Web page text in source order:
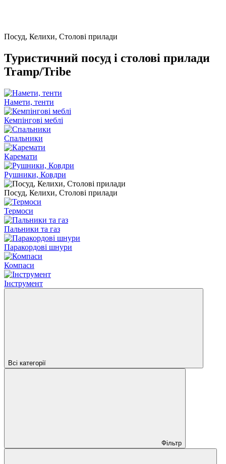
Посуд, Келихи, Столові прилади
Туристичний посуд і столові прилади
Tramp/Tribe
Намети, тенти
Кемпінгові меблі
Спальники
Каремати
Рушники, Ковдри
Посуд, Келихи, Столові прилади
Термоси
Пальники та газ
Паракордові шнури
Компаси
Інструмент
Всі категорії
Фільтр